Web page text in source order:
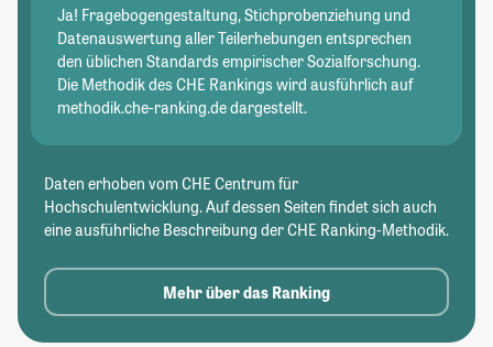
Ja! Fragebogengestaltung, Stichprobenziehung und
Datenauswertung aller Teilerhebungen entsprechen
den üblichen Standards empirischer Sozialforschung.
Die Methodik des CHE Rankings wird ausführlich auf
methodik.che-ranking.de dargestellt.
Daten erhoben vom CHE Centrum für
Hochschulentwicklung. Auf dessen Seiten findet sich auch
eine ausführliche Beschreibung der CHE Ranking-Methodik.
Mehr über das Ranking